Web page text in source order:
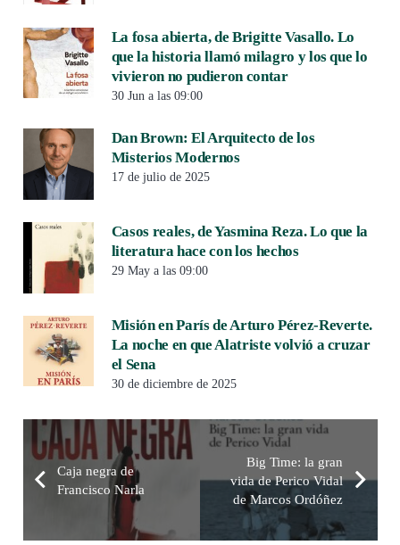
La fosa abierta, de Brigitte Vasallo. Lo
que la historia llamó milagro y los que lo
vivieron no pudieron contar
30 Jun a las 09:00
Dan Brown: El Arquitecto de los
Misterios Modernos
17 de julio de 2025
Casos reales, de Yasmina Reza. Lo que la
literatura hace con los hechos
29 May a las 09:00
Misión en París de Arturo Pérez-Reverte.
La noche en que Alatriste volvió a cruzar
el Sena
30 de diciembre de 2025
Caja negra de
Francisco Narla
Big Time: la gran
vida de Perico Vidal
de Marcos Ordóñez